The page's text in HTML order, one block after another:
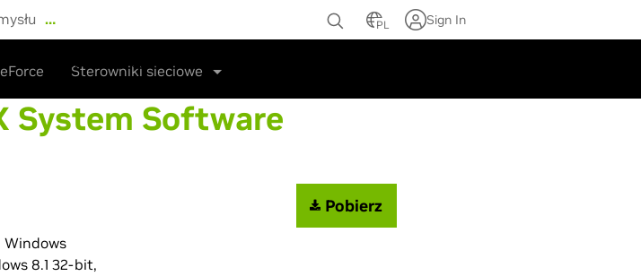
…
Sklep Sterowniki
PL Sign In
Sterowniki sieciowe
System Software
Windows
8.1 32-bit,
Pobierz